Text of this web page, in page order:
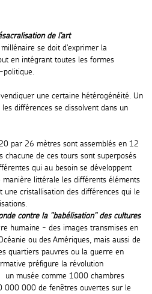
de l'art
se doit d'exprimer la
en intégrant toutes les formes
politique.
une certaine hétérogénéité. Un
différences se dissolvent dans un
par 26 mètres sont assemblés en 12
de ces tours sont superposés
qui au besoin se développent
littérale les différents éléments
cristallisation des différences qui le
contre la "babélisation" des cultures
humaine - des images transmises en
ou des Amériques, mais aussi de
quartiers pauvres ou la guerre en
préfigure la révolution
musée comme 1000 chambres
000 000 de fenêtres ouvertes sur le